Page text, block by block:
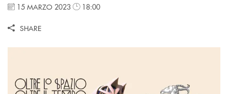
15 MARZO 2023 18:00
SHARE